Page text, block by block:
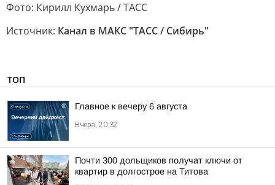
Фото: Кирилл Кухмарь / ТАСС
Источник: Канал в МАКС "ТАСС / Сибирь"
ТОП
Главное к вечеру 6 августа
Вчера, 20:32
Почти 300 дольщиков получат ключи от
квартир в долгострое на Титова